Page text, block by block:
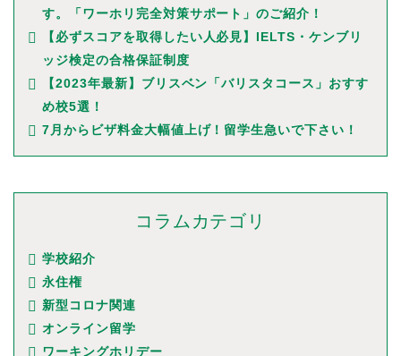
す。「ワーホリ完全対策サポート」のご紹介！
【必ずスコアを取得したい人必見】IELTS・ケンブリ
ッジ検定の合格保証制度
【2023年最新】ブリスベン「バリスタコース」おすす
め校5選！
7月からビザ料金大幅値上げ！留学生急いで下さい！
コラムカテゴリ
学校紹介
永住権
新型コロナ関連
オンライン留学
ワーキングホリデー